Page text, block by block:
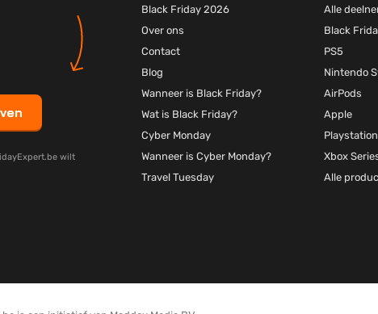
wilt
Black Friday 2026
Over ons
Contact
Blog
Wanneer is Black Friday?
Wat is Black Friday?
Cyber Monday
Wanneer is Cyber Monday?
Travel Tuesday
Alle
Black
PS5
Nintendo
AirPods
Apple
Playstation
Xbox
Alle